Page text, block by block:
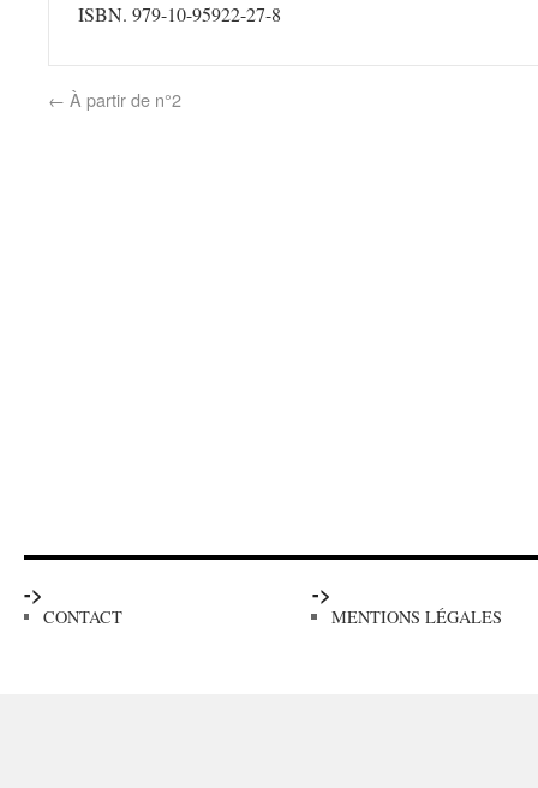
ISBN. 979-10-95922-27-8
← À partir de n°2
->
CONTACT
->
MENTIONS LÉGALES